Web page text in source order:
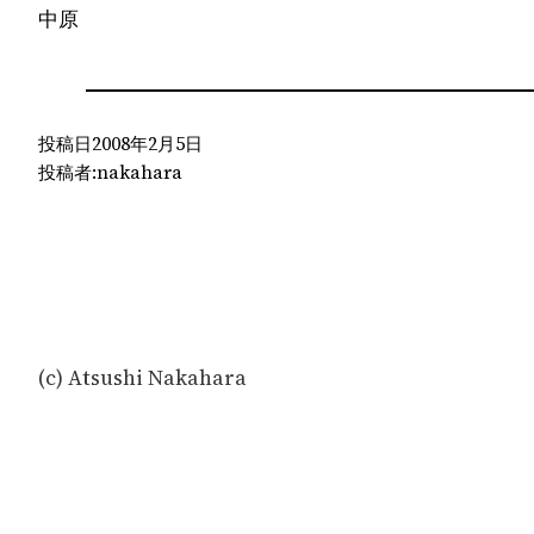
中原
投稿日2008年2月5日
投稿者:nakahara
(c) Atsushi Nakahara